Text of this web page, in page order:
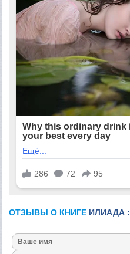
ОТЗЫВЫ О КНИГЕ ИЛИАДА :